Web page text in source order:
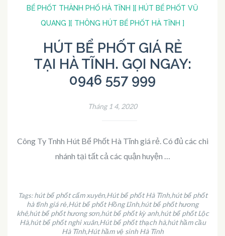
BỂ PHỐT THÀNH PHỐ HÀ TĨNH ] [ HÚT BỂ PHỐT VŨ
QUANG ] [ THÔNG HÚT BỂ PHỐT HÀ TĨNH ]
HÚT BỂ PHỐT GIÁ RẺ
TẠI HÀ TĨNH. GỌI NGAY:
0946 557 999
Tháng 1 4, 2020
Công Ty Tnhh Hút Bể Phốt Hà Tĩnh giá rẻ. Có đủ các chi
nhánh tại tất cả các quận huyện …
Tags:hút bể phốt cẩm xuyên,Hút bể phốt Hà Tĩnh,hút bể phốt
hà tĩnh giá rẻ,Hút bể phốt Hồng Lĩnh,hút bể phốt hương
khê,hút bể phốt hương sơn,hút bể phốt kỳ anh,hút bể phốt Lộc
Hà,hút bể phốt nghi xuân,Hút bể phốt thạch hà,hút hầm cầu
Hà Tĩnh,Hút hầm vệ sinh Hà Tĩnh